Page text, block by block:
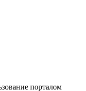
порталом